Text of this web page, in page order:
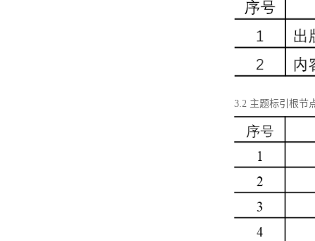
3.2 主题标引根节